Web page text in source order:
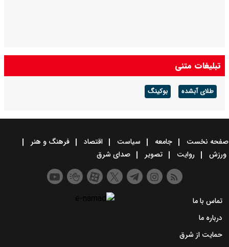
تبلیغات متنی
طلای آبشده بوکینگ
صفحه نخست جامعه سیاست اقتصاد
فرهنگ و هنر
ورزش
روایت تصویر صدای شرق
تماس با ما
درباره ما
حمایت از شرق